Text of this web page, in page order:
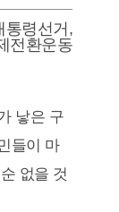
통령선거 ,
전환운동
낳은 구
들이 마
없을 것